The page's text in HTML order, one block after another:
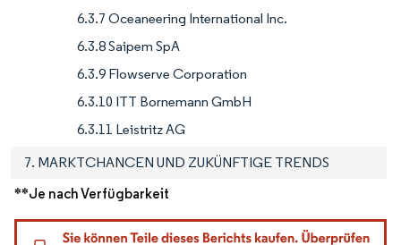
6.3.7 Oceaneering International Inc.
6.3.8 Saipem SpA
6.3.9 Flowserve Corporation
6.3.10 ITT Bornemann GmbH
6.3.11 Leistritz AG
7. MARKTCHANCEN UND ZUKÜNFTIGE TRENDS
**Je nach Verfügbarkeit